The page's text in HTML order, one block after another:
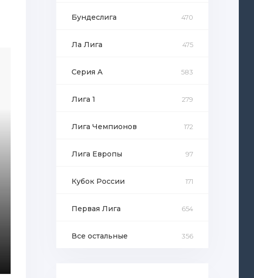
Бундеслига 470
Ла Лига 475
Серия А 583
Лига 1 279
Лига Чемпионов 172
Лига Европы 97
Кубок России 171
Первая Лига 654
Все остальные 356